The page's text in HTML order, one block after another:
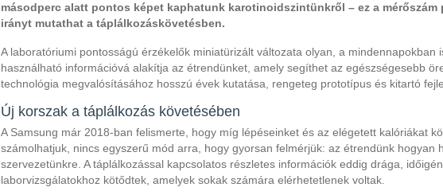
másodperc alatt pontos képet kaphatunk karotinoidszintünkről – ez a mérőszám
irányt mutathat a táplálkozáskövetésben.
A laboratóriumi pontosságú érzékelők miniatürizált változata olyan, a mindennapokban
használható információvá alakítja az étrendünket, amely segíthet az egészségesebb
technológia megvalósításához hosszú évek kutatása, rengeteg prototípus és kitartó
Új korszak a táplálkozás követésében
A Samsung már 2018-ban felismerte, hogy míg lépéseinket és az elégetett kalóriákat
számolhatjuk, nincs egyszerű mód arra, hogy gyorsan felmérjük: az étrendünk hogyan
szervezetünkre. A táplálkozással kapcsolatos részletes információk eddig drága,
laborvizsgálatokhoz kötődtek, amelyek sokak számára elérhetetlenek voltak.